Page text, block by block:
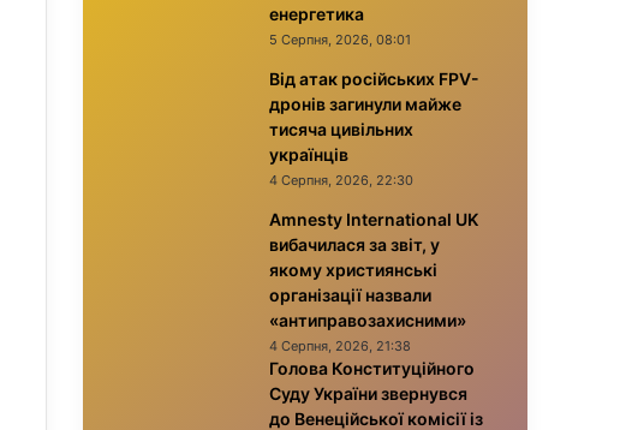
енергетика
5 Серпня, 2026, 08:01
Від атак російських FPV-
дронів загинули майже
тисяча цивільних
українців
4 Серпня, 2026, 22:30
Amnesty International UK
вибачилася за звіт, у
якому християнські
організації назвали
«антиправозахисними»
4 Серпня, 2026, 21:38
Голова Конституційного
Суду України звернувся
до Венеційської комісії із